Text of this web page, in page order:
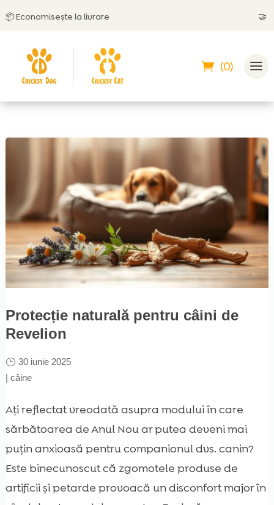
la livrare Poți
(0)
Protecție naturală pentru câini de
Revelion
30 iunie 2025
| câine
Ați reflectat vreodată asupra modului în care
sărbătoarea de Anul Nou ar putea deveni mai
puțin anxioasă pentru companionul dvs. canin?
Este binecunoscut că zgomotele produse de
artificii și petarde provoacă un disconfort major în